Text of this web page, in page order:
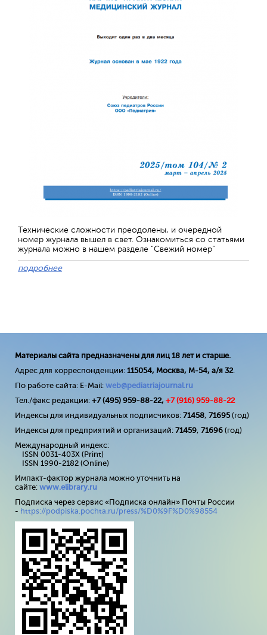
Технические сложности преодолены, и очередной
номер журнала вышел в свет. Ознакомиться со статьями
журнала можно в нашем разделе "Свежий номер"
подробнее
Материалы сайта предназначены для лиц 18 лет и старше.
Адрес для корреспонденции: 115054, Москва, М-54, а/я 32.
По работе сайта: E-Mail: web@pediatriajournal.ru
Тел./факс редакции: +7 (495) 959-88-22, +7 (916) 959-88-22
Индексы для индивидуальных подписчиков: 71458, 71695(год)
Индексы для предприятий и организаций: 71459, 71696 (год)
Международный индекс:
ISSN 0031-403X (Print)
ISSN 1990-2182 (Online)
Импакт-фактор журнала можно уточнить на
сайте: www.elibrary.ru
Подписка через сервис «Подписка онлайн» Почты России
- https://podpiska.pochta.ru/press/%D0%9F%D0%98554